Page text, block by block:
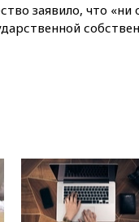
заявило, что